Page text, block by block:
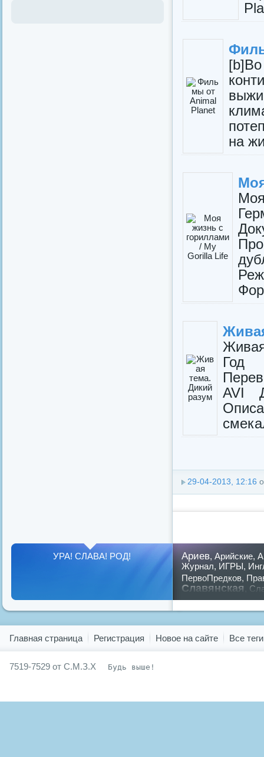
на
Год
AVI
29-04-2013, 12:16
Ариев, Арийские,
Журнал, ИГРЫ,
ПервоПредков,
Славянская
предков,путин,
УРА! СЛАВА! РОД!
Главная страница Регистрация Новое на сайте Все теги
7519-7529 от С.М.З.Х Будь выше!